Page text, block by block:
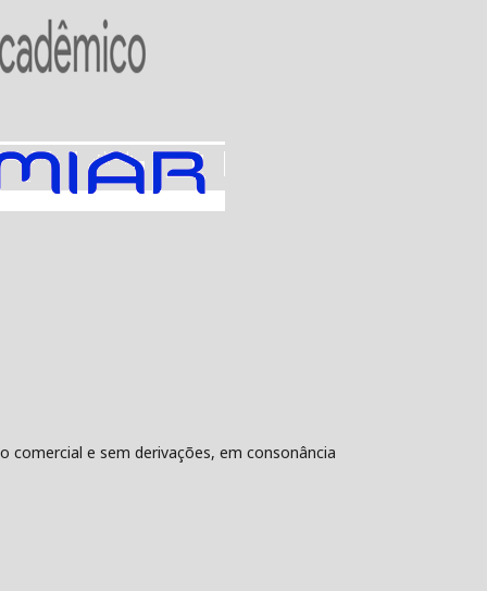
comercial e sem derivações, em consonância